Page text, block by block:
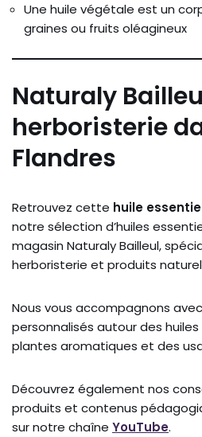
Une huile végétale est un
graines ou fruits oléagineux
Naturaly
herboristerie
Flandres
Retrouvez cette huile
notre sélection d’huiles
magasin Naturaly Bailleul,
herboristerie et produits
Nous vous accompagnons
personnalisés autour des
plantes aromatiques et des
Découvrez également nos
produits et contenus
sur notre chaîne YouTube.